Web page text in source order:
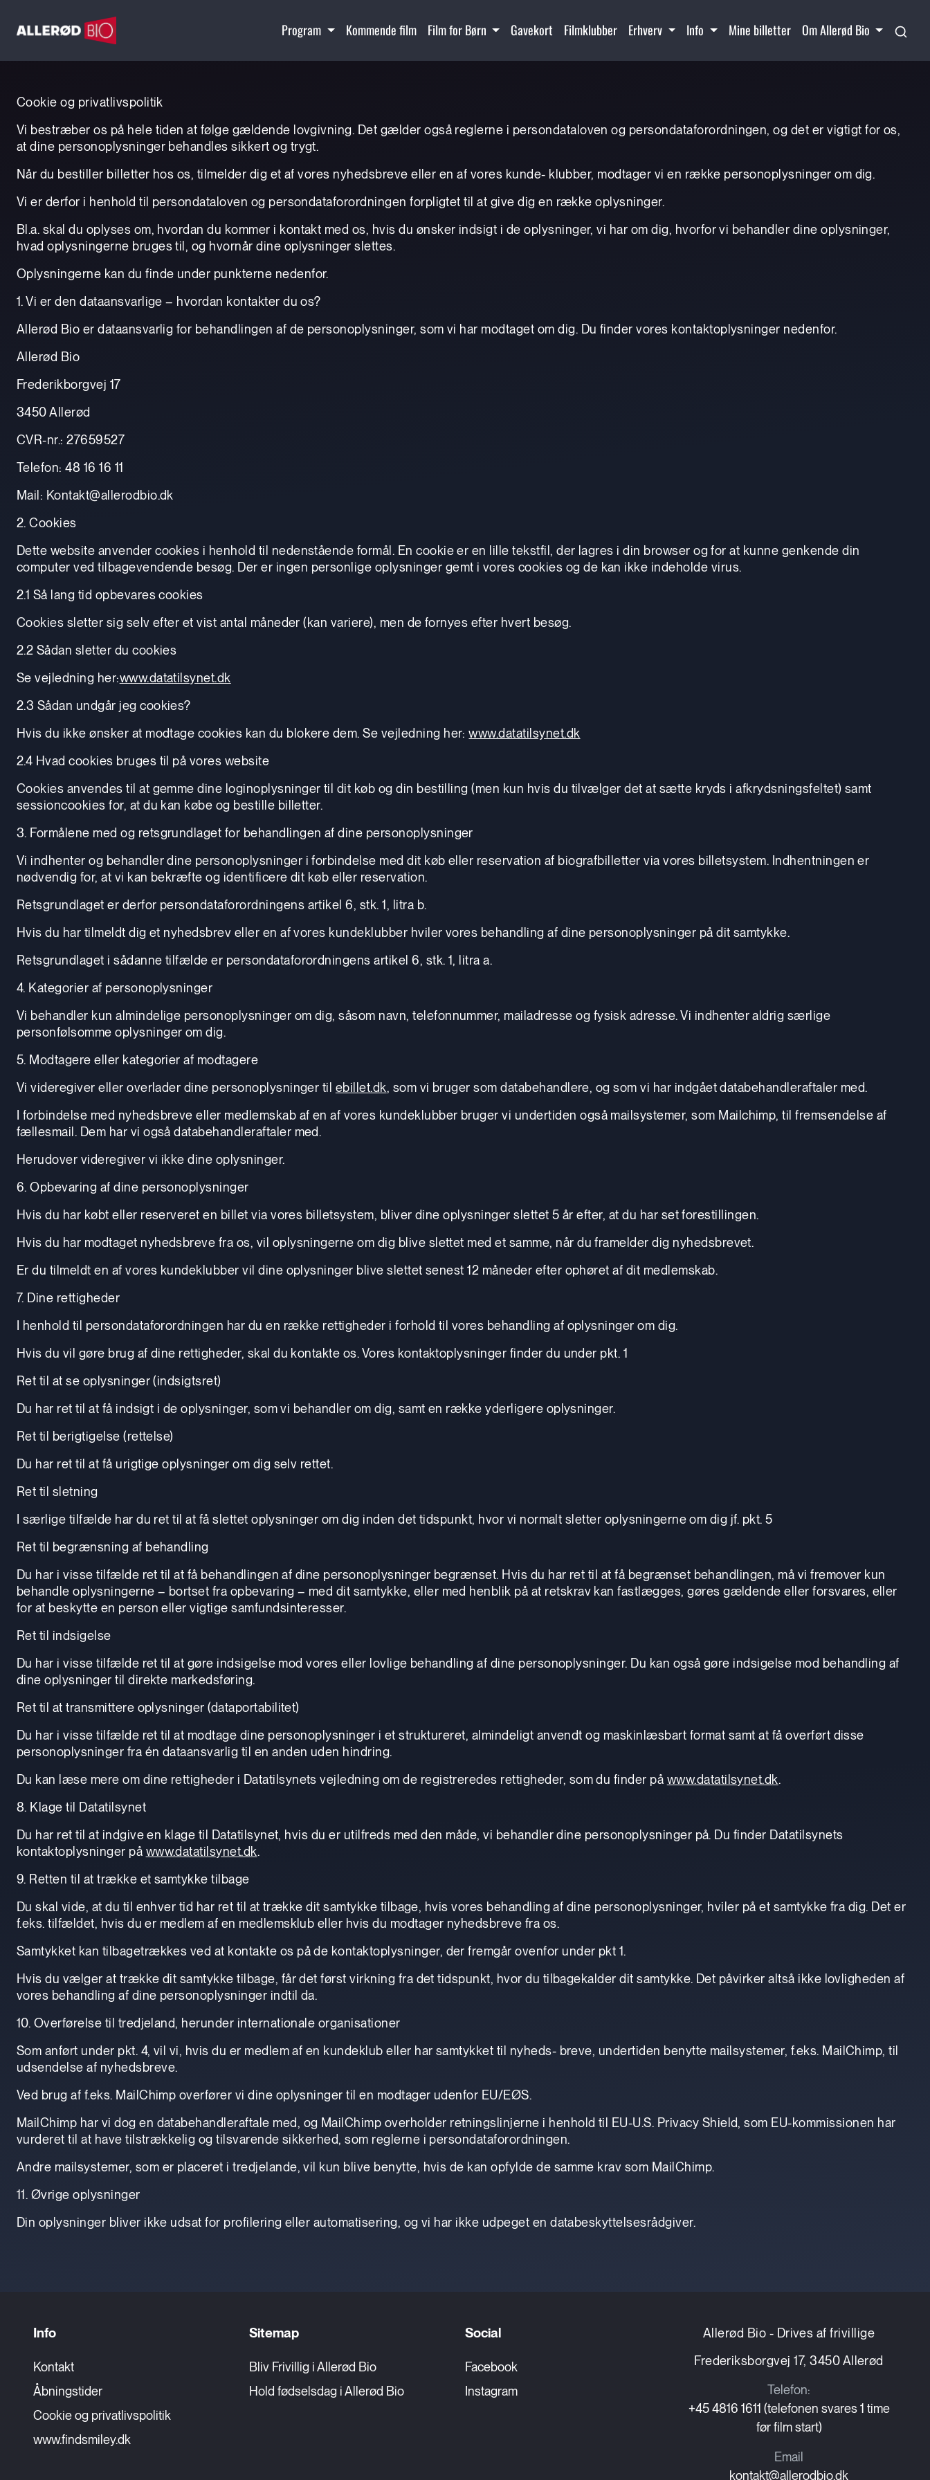
Program Kommende film Film for Børn Gavekort Filmklubber Erhverv Info Mine billetter Om Allerød Bio
Cookie og privatlivspolitik
Vi bestræber os på hele tiden at følge gældende lovgivning. Det gælder også reglerne i persondataloven og persondataforordningen, og det er vigtigt for os,
at dine personoplysninger behandles sikkert og trygt.
Når du bestiller billetter hos os, tilmelder dig et af vores nyhedsbreve eller en af vores kunde- klubber, modtager vi en række personoplysninger om dig.
Vi er derfor i henhold til persondataloven og persondataforordningen forpligtet til at give dig en række oplysninger.
Bl.a. skal du oplyses om, hvordan du kommer i kontakt med os, hvis du ønsker indsigt i de oplysninger, vi har om dig, hvorfor vi behandler dine oplysninger,
hvad oplysningerne bruges til, og hvornår dine oplysninger slettes.
Oplysningerne kan du finde under punkterne nedenfor.
1. Vi er den dataansvarlige – hvordan kontakter du os?
Allerød Bio er dataansvarlig for behandlingen af de personoplysninger, som vi har modtaget om dig. Du finder vores kontaktoplysninger nedenfor.
Allerød Bio
Frederikborgvej 17
3450 Allerød
CVR-nr.: 27659527
Telefon: 48 16 16 11
Mail: Kontakt@allerodbio.dk
2. Cookies
Dette website anvender cookies i henhold til nedenstående formål. En cookie er en lille tekstfil, der lagres i din browser og for at kunne genkende din
computer ved tilbagevendende besøg. Der er ingen personlige oplysninger gemt i vores cookies og de kan ikke indeholde virus.
2.1 Så lang tid opbevares cookies
Cookies sletter sig selv efter et vist antal måneder (kan variere), men de fornyes efter hvert besøg.
2.2 Sådan sletter du cookies
Se vejledning her:www.datatilsynet.dk
2.3 Sådan undgår jeg cookies?
Hvis du ikke ønsker at modtage cookies kan du blokere dem. Se vejledning her:www.datatilsynet.dk
2.4 Hvad cookies bruges til på vores website
Cookies anvendes til at gemme dine loginoplysninger til dit køb og din bestilling (men kun hvis du tilvælger det at sætte kryds i afkrydsningsfeltet) samt
sessioncookies for, at du kan købe og bestille billetter.
3. Formålene med og retsgrundlaget for behandlingen af dine personoplysninger
Vi indhenter og behandler dine personoplysninger i forbindelse med dit køb eller reservation af biografbilletter via vores billetsystem. Indhentningen er
nødvendig for, at vi kan bekræfte og identificere dit køb eller reservation.
Retsgrundlaget er derfor persondataforordningens artikel 6, stk. 1, litra b.
Hvis du har tilmeldt dig et nyhedsbrev eller en af vores kundeklubber hviler vores behandling af dine personoplysninger på dit samtykke.
Retsgrundlaget i sådanne tilfælde er persondataforordningens artikel 6, stk. 1, litra a.
4. Kategorier af personoplysninger
Vi behandler kun almindelige personoplysninger om dig, såsom navn, telefonnummer, mailadresse og fysisk adresse. Vi indhenter aldrig særlige
personfølsomme oplysninger om dig.
5. Modtagere eller kategorier af modtagere
Vi videregiver eller overlader dine personoplysninger til ebillet.dk, som vi bruger som databehandlere, og som vi har indgået databehandleraftaler med.
I forbindelse med nyhedsbreve eller medlemskab af en af vores kundeklubber bruger vi undertiden også mailsystemer, som Mailchimp, til fremsendelse af
fællesmail. Dem har vi også databehandleraftaler med.
Herudover videregiver vi ikke dine oplysninger.
6. Opbevaring af dine personoplysninger
Hvis du har købt eller reserveret en billet via vores billetsystem, bliver dine oplysninger slettet 5 år efter, at du har set forestillingen.
Hvis du har modtaget nyhedsbreve fra os, vil oplysningerne om dig blive slettet med et samme, når du framelder dig nyhedsbrevet.
Er du tilmeldt en af vores kundeklubber vil dine oplysninger blive slettet senest 12 måneder efter ophøret af dit medlemskab.
7. Dine rettigheder
I henhold til persondataforordningen har du en række rettigheder i forhold til vores behandling af oplysninger om dig.
Hvis du vil gøre brug af dine rettigheder, skal du kontakte os. Vores kontaktoplysninger finder du under pkt. 1
Ret til at se oplysninger (indsigtsret)
Du har ret til at få indsigt i de oplysninger, som vi behandler om dig, samt en række yderligere oplysninger.
Ret til berigtigelse (rettelse)
Du har ret til at få urigtige oplysninger om dig selv rettet.
Ret til sletning
I særlige tilfælde har du ret til at få slettet oplysninger om dig inden det tidspunkt, hvor vi normalt sletter oplysningerne om dig jf. pkt. 5
Ret til begrænsning af behandling
Du har i visse tilfælde ret til at få behandlingen af dine personoplysninger begrænset. Hvis du har ret til at få begrænset behandlingen, må vi fremover kun
behandle oplysningerne – bortset fra opbevaring – med dit samtykke, eller med henblik på at retskrav kan fastlægges, gøres gældende eller forsvares, eller
for at beskytte en person eller vigtige samfundsinteresser.
Ret til indsigelse
Du har i visse tilfælde ret til at gøre indsigelse mod vores eller lovlige behandling af dine personoplysninger. Du kan også gøre indsigelse mod behandling af
dine oplysninger til direkte markedsføring.
Ret til at transmittere oplysninger (dataportabilitet)
Du har i visse tilfælde ret til at modtage dine personoplysninger i et struktureret, almindeligt anvendt og maskinlæsbart format samt at få overført disse
personoplysninger fra én dataansvarlig til en anden uden hindring.
Du kan læse mere om dine rettigheder i Datatilsynets vejledning om de registreredes rettigheder, som du finder på www.datatilsynet.dk.
8. Klage til Datatilsynet
Du har ret til at indgive en klage til Datatilsynet, hvis du er utilfreds med den måde, vi behandler dine personoplysninger på. Du finder Datatilsynets
kontaktoplysninger på www.datatilsynet.dk.
9. Retten til at trække et samtykke tilbage
Du skal vide, at du til enhver tid har ret til at trække dit samtykke tilbage, hvis vores behandling af dine personoplysninger, hviler på et samtykke fra dig. Det er
f.eks. tilfældet, hvis du er medlem af en medlemsklub eller hvis du modtager nyhedsbreve fra os.
Samtykket kan tilbagetrækkes ved at kontakte os på de kontaktoplysninger, der fremgår ovenfor under pkt 1.
Hvis du vælger at trække dit samtykke tilbage, får det først virkning fra det tidspunkt, hvor du tilbagekalder dit samtykke. Det påvirker altså ikke lovligheden af
vores behandling af dine personoplysninger indtil da.
10. Overførelse til tredjeland, herunder internationale organisationer
Som anført under pkt. 4, vil vi, hvis du er medlem af en kundeklub eller har samtykket til nyheds- breve, undertiden benytte mailsystemer, f.eks. MailChimp, til
udsendelse af nyhedsbreve.
Ved brug af f.eks. MailChimp overfører vi dine oplysninger til en modtager udenfor EU/EØS.
MailChimp har vi dog en databehandleraftale med, og MailChimp overholder retningslinjerne i henhold til EU-U.S. Privacy Shield, som EU-kommissionen har
vurderet til at have tilstrækkelig og tilsvarende sikkerhed, som reglerne i persondataforordningen.
Andre mailsystemer, som er placeret i tredjelande, vil kun blive benytte, hvis de kan opfylde de samme krav som MailChimp.
11. Øvrige oplysninger
Din oplysninger bliver ikke udsat for profilering eller automatisering, og vi har ikke udpeget en databeskyttelsesrådgiver.
Info
Kontakt
Åbningstider
Cookie og privatlivspolitik
www.findsmiley.dk
Sitemap
Bliv Frivillig i Allerød Bio
Hold fødselsdag i Allerød Bio
Social
Facebook
Instagram
Allerød Bio - Drives af frivillige
Frederiksborgvej 17, 3450 Allerød
Telefon:
+45 4816 1611 (telefonen svares 1 time
før film start)
Email
kontakt@allerodbio.dk